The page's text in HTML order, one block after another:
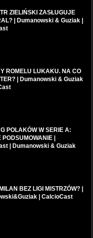
ZIELIŃSKI ZASŁUGUJE
| Dumanowski & Guziak |
ROMELU LUKAKU. NA CO
| Dumanowski & Guziak
POLAKÓW W SERIE A:
|
| Dumanowski & Guziak
BEZ LIGI MISTRZÓW? |
| CalcioCast